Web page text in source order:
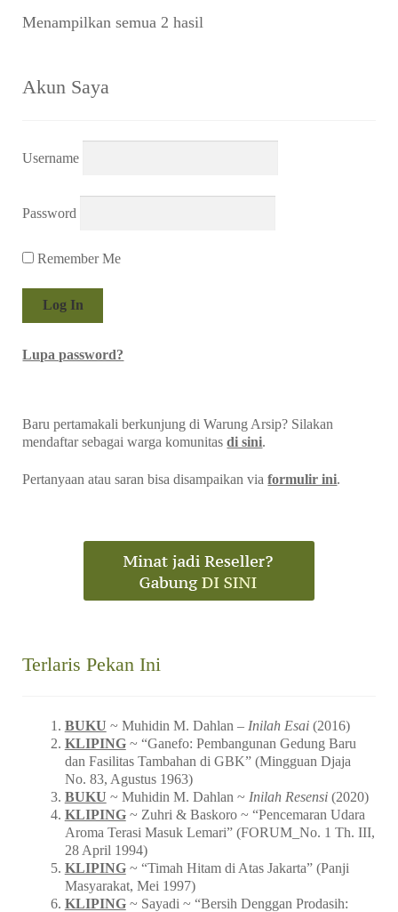
Menampilkan semua 2 hasil
Akun Saya
Username
Password
Remember Me
Lupa password?
Baru pertamakali berkunjung di Warung Arsip? Silakan
mendaftar sebagai warga komunitasdi sini.
Pertanyaan atau saran bisa disampaikan viaformulir ini.
Terlaris Pekan Ini
BUKU ~ Muhidin M. Dahlan – Inilah Esai(2016)
KLIPING~ “Ganefo: Pembangunan Gedung Baru
dan Fasilitas Tambahan di GBK” (Mingguan Djaja
No. 83, Agustus 1963)
BUKU ~ Muhidin M. Dahlan ~ Inilah Resensi(2020)
KLIPING~ Zuhri & Baskoro ~ “Pencemaran Udara
Aroma Terasi Masuk Lemari” (FORUM_No. 1 Th. III,
28 April 1994)
KLIPING~ “Timah Hitam di Atas Jakarta” (Panji
Masyarakat, Mei 1997)
KLIPING~ Sayadi ~ “Bersih Denggan Prodasih: